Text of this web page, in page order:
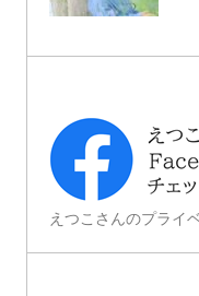
えつこさんのプライ